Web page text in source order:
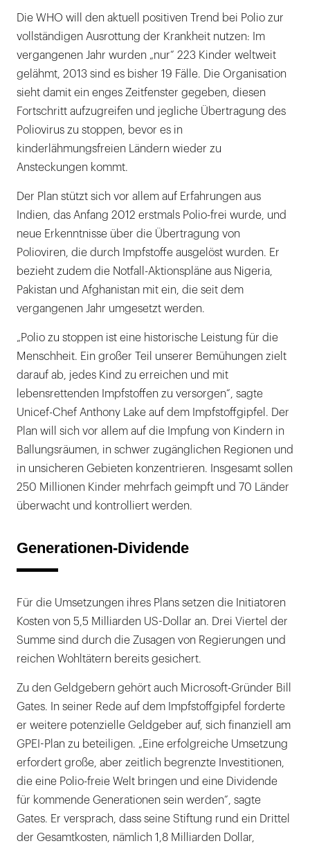
Die WHO will den aktuell positiven Trend bei Polio zur
vollständigen Ausrottung der Krankheit nutzen: Im
vergangenen Jahr wurden „nur“ 223 Kinder weltweit
gelähmt, 2013 sind es bisher 19 Fälle. Die Organisation
sieht damit ein enges Zeitfenster gegeben, diesen
Fortschritt aufzugreifen und jegliche Übertragung des
Poliovirus zu stoppen, bevor es in
kinderlähmungsfreien Ländern wieder zu
Ansteckungen kommt.
Der Plan stützt sich vor allem auf Erfahrungen aus
Indien, das Anfang 2012 erstmals Polio-frei wurde, und
neue Erkenntnisse über die Übertragung von
Polioviren, die durch Impfstoffe ausgelöst wurden. Er
bezieht zudem die Notfall-Aktionspläne aus Nigeria,
Pakistan und Afghanistan mit ein, die seit dem
vergangenen Jahr umgesetzt werden.
„Polio zu stoppen ist eine historische Leistung für die
Menschheit. Ein großer Teil unserer Bemühungen zielt
darauf ab, jedes Kind zu erreichen und mit
lebensrettenden Impfstoffen zu versorgen“, sagte
Unicef-Chef Anthony Lake auf dem Impfstoffgipfel. Der
Plan will sich vor allem auf die Impfung von Kindern in
Ballungsräumen, in schwer zugänglichen Regionen und
in unsicheren Gebieten konzentrieren. Insgesamt sollen
250 Millionen Kinder mehrfach geimpft und 70 Länder
überwacht und kontrolliert werden.
Generationen-Dividende
Für die Umsetzungen ihres Plans setzen die Initiatoren
Kosten von 5,5 Milliarden US-Dollar an. Drei Viertel der
Summe sind durch die Zusagen von Regierungen und
reichen Wohltätern bereits gesichert.
Zu den Geldgebern gehört auch Microsoft-Gründer Bill
Gates. In seiner Rede auf dem Impfstoffgipfel forderte
er weitere potenzielle Geldgeber auf, sich finanziell am
GPEI-Plan zu beteiligen. „Eine erfolgreiche Umsetzung
erfordert große, aber zeitlich begrenzte Investitionen,
die eine Polio-freie Welt bringen und eine Dividende
für kommende Generationen sein werden“, sagte
Gates. Er versprach, dass seine Stiftung rund ein Drittel
der Gesamtkosten, nämlich 1,8 Milliarden Dollar,